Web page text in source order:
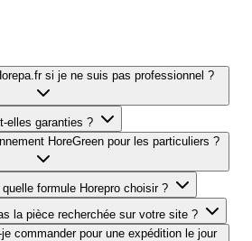
si je ne suis pas professionnel ?
elles garanties ?
HoreGreen pour les particuliers ?
formule Horepro choisir ?
la pièce recherchée sur votre site ?
commander pour une expédition le jour